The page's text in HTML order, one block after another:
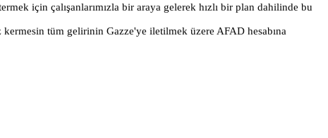
için çalışanlarımızla bir araya gelerek hızlı bir plan dahilinde bu
tüm gelirinin Gazze'ye iletilmek üzere AFAD hesabına